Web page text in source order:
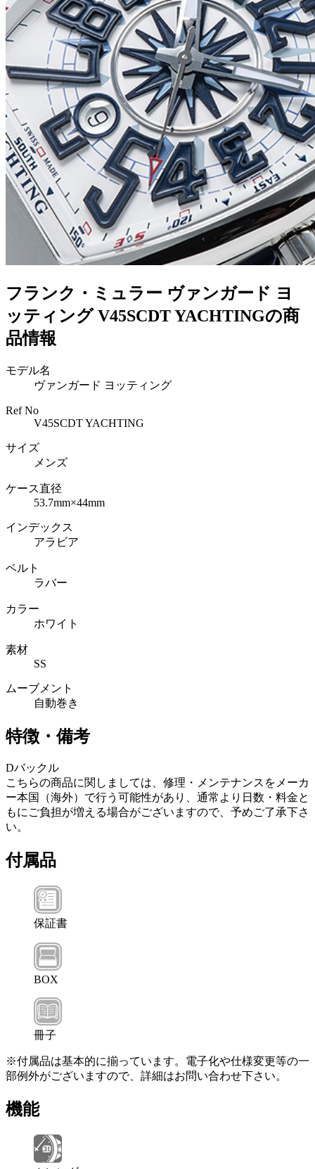
フランク・ミュラー ヴァンガード ヨ
ッティング V45SCDT YACHTINGの商
品情報
モデル名
ヴァンガード ヨッティング
Ref No
V45SCDT YACHTING
サイズ
メンズ
ケース直径
53.7mm×44mm
インデックス
アラビア
ベルト
ラバー
カラー
ホワイト
素材
SS
ムーブメント
自動巻き
特徴・備考
Dバックル
こちらの商品に関しましては、修理・メンテナンスをメーカ
ー本国（海外）で行う可能性があり、通常より日数・料金と
もにご負担が増える場合がございますので、予めご了承下さ
い。
付属品
保証書
BOX
冊子
※付属品は基本的に揃っています。電子化や仕様変更等の一
部例外がございますので、詳細はお問い合わせ下さい。
機能